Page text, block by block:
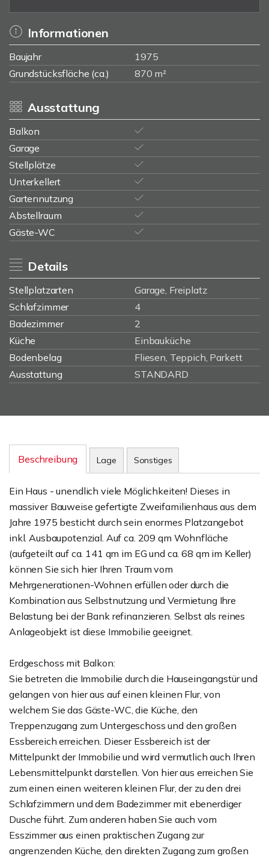
Informationen
Baujahr
1975
Grundstücksfläche (ca.)
870 m²
Ausstattung
Balkon
Garage
Stellplätze
Unterkellert
Gartennutzung
Abstellraum
Gäste-WC
Details
Stellplatzarten
Garage, Freiplatz
Schlafzimmer
4
Badezimmer
2
Küche
Einbauküche
Bodenbelag
Fliesen, Teppich, Parkett
Ausstattung
STANDARD
Beschreibung Lage Sonstiges
Ein Haus - unendlich viele Möglichkeiten! Dieses in
massiver Bauweise gefertigte Zweifamilienhaus aus dem
Jahre 1975 besticht durch sein enormes Platzangebot
inkl. Ausbaupotenzial. Auf ca. 209 qm Wohnfläche
(aufgeteilt auf ca. 141 qm im EG und ca. 68 qm im Keller)
können Sie sich hier Ihren Traum vom
Mehrgenerationen-Wohnen erfüllen oder durch die
Kombination aus Selbstnutzung und Vermietung Ihre
Belastung bei der Bank refinanzieren. Selbst als reines
Anlageobjekt ist diese Immobilie geeignet.
Erdgeschoss mit Balkon:
Sie betreten die Immobilie durch die Hauseingangstür und
gelangen von hier aus auf einen kleinen Flur, von
welchem Sie das Gäste-WC, die Küche, den
Treppenzugang zum Untergeschoss und den großen
Essbereich erreichen. Dieser Essbereich ist der
Mittelpunkt der Immobilie und wird vermutlich auch Ihren
Lebensmittelpunkt darstellen. Von hier aus erreichen Sie
zum einen einen weiteren kleinen Flur, der zu den drei
Schlafzimmern und dem Badezimmer mit ebenerdiger
Dusche führt. Zum anderen haben Sie auch vom
Esszimmer aus einen praktischen Zugang zur
angrenzenden Küche, den direkten Zugang zum großen